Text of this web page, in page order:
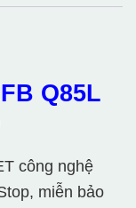
Q85L
công nghệ
miễn bảo